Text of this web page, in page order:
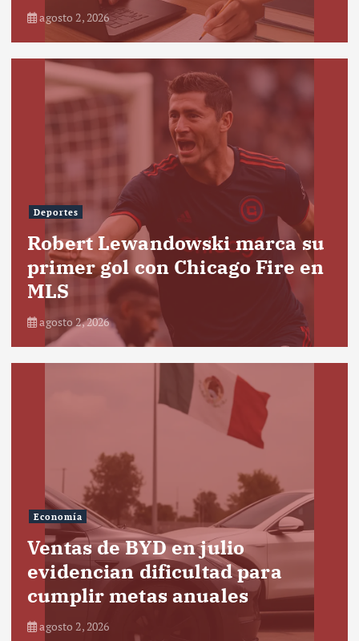
agosto 2, 2026
Deportes
Robert Lewandowski marca su
primer gol con Chicago Fire en
MLS
agosto 2, 2026
Economía
Ventas de BYD en julio
evidencian dificultad para
cumplir metas anuales
agosto 2, 2026